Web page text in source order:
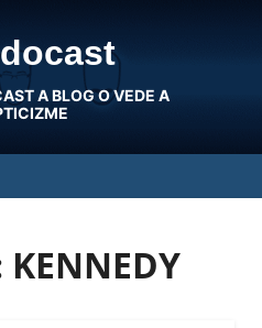
A BLOG O VEDE A
KENNEDY